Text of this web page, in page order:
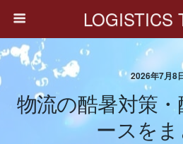
LOGISTICS
2026年7月8
物流の酷暑対策
ースを